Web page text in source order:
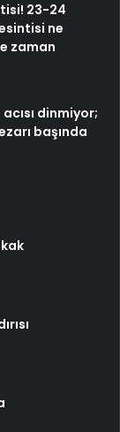
23-24
ne
zaman
dinmiyor;
başında